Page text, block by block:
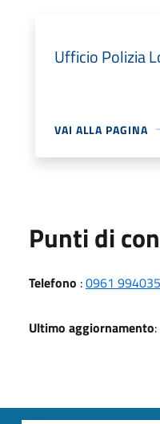
Ufficio Polizia
VAI ALLA PAGINA
Punti di
Telefono :0961 994035
Ultimo aggiornamento